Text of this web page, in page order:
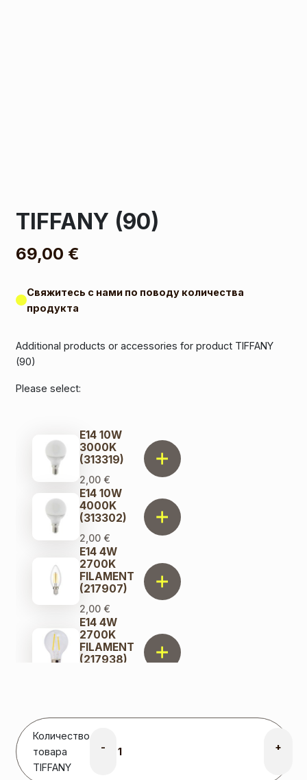
TIFFANY (90)
69,00 €
Свяжитесь с нами по поводу количества
продукта
Additional products or accessories for product TIFFANY
(90)
Please select:
E14 10W
3000K
(313319)
2,00 €
E14 10W
4000K
(313302)
2,00 €
E14 4W
2700K
FILAMENT
(217907)
2,00 €
E14 4W
2700K
FILAMENT
(217938)
(191313)
2,00
E14 6W
Количество
товара
TIFFANY
- +